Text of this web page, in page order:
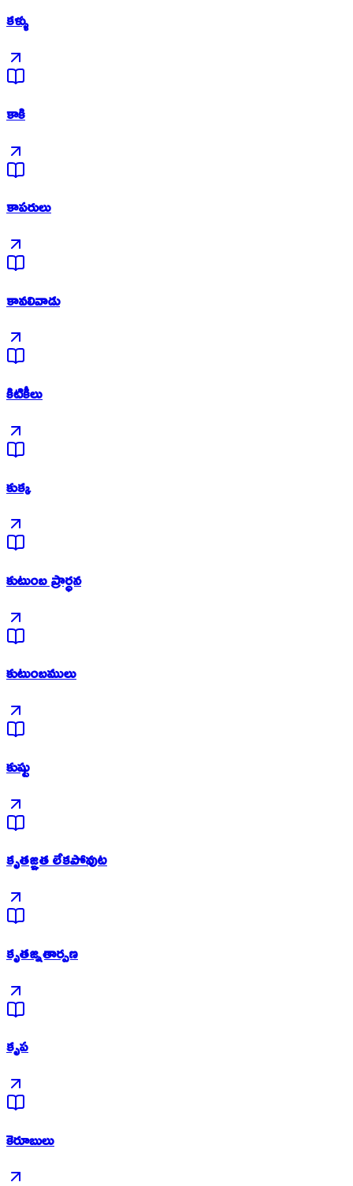
కళ్ళు
కాకి
కాపరులు
కావలివాడు
కిటికీలు
కుక్క
కుటుంబ ప్రార్ధన
కుటుంబములు
కుష్టు
కృతజ్ఞత లేకపోవుట
కృతజ్నతార్పణ
కృప
కెరూబులు